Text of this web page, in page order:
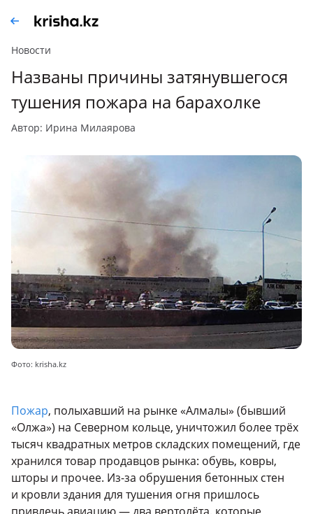
Новости
Названы причины затянувшегося
тушения пожара на барахолке
автор: Ирина Милаярова
Фото: krisha.kz
Пожар, полыхавший на рынке «Алмалы» (бывший
«Олжа») на Северном кольце, уничтожил более трёх
тысяч квадратных метров складских помещений, где
хранился товар продавцов рынка: обувь, ковры,
шторы и прочее. Из-за обрушения бетонных стен
и кровли здания для тушения огня пришлось